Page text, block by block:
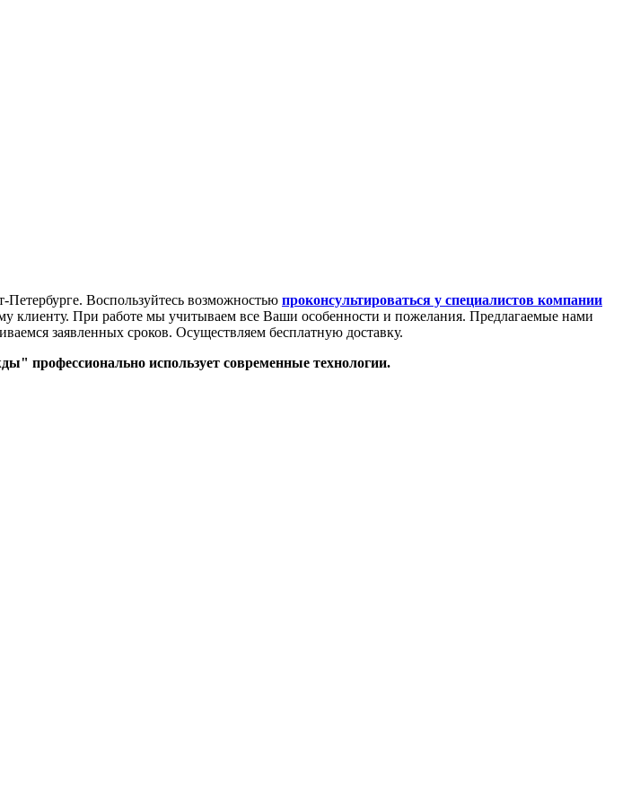
Воспользуйтесь возможностью проконсультироваться у специалистов компании
клиенту. При работе мы учитываем все Ваши особенности и пожелания. Предлагаемые нами
заявленных сроков. Осуществляем бесплатную доставку.
профессионально использует современные технологии.